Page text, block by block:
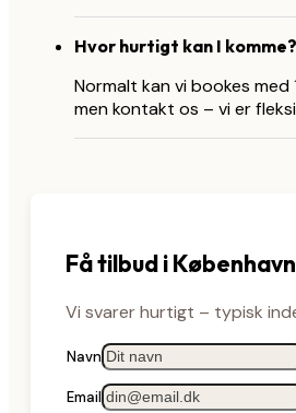
Hvor hurtigt kan I komme?
Normalt kan vi bookes med
men kontakt os – vi er
Få tilbud i København
Vi svarer hurtigt – typisk
Navn
Email